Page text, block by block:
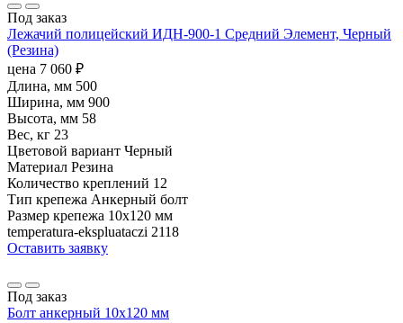
Под заказ
Лежачий полицейский ИДН-900-1 Средний Элемент, Черный
(Резина)
цена 7 060 ₽
Длина, мм 500
Ширина, мм 900
Высота, мм 58
Вес, кг 23
Цветовой вариант Черный
Материал Резина
Количество креплений 12
Тип крепежа Анкерный болт
Размер крепежа 10х120 мм
temperatura-ekspluataczi 2118
Оставить заявку
Под заказ
Болт анкерный 10х120 мм